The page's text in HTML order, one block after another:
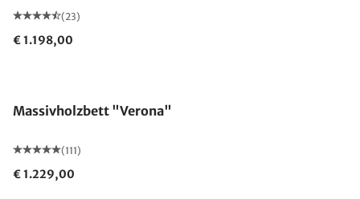
(23)
€ 1.198,00
Massivholzbett "Verona"
(111)
€ 1.229,00